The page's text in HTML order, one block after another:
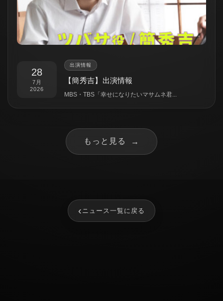
28
7月
2026
出演情報
【簡秀吉】出演情報
MBS・TBS「幸せになりたいマサムネ君...
もっと見る →
‹ ニュース一覧に戻る